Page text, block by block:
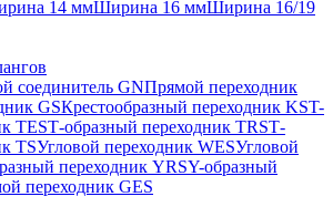
14 ммШирина 16 ммШирина 16/19
соединитель GNПрямой переходник
GSКрестообразный переходник KST-
TESТ-образный переходник TRSТ-
TSУгловой переходник WESУгловой
переходник YRSY-образный
переходник GES